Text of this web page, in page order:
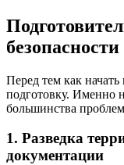
безопасности
Перед тем как начать
подготовку. Именно
большинства
1. Разведка
документации